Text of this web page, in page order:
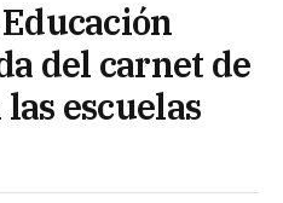
del carnet de
escuelas